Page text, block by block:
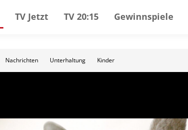
TV Jetzt TV 20:15 Gewinnspiele
Nachrichten Unterhaltung Kinder